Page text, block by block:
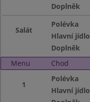
Doplněk
Salát
Polévka
Hlavní jídlo
Doplněk
Menu
Chod
1
Polévka
Hlavní jídlo